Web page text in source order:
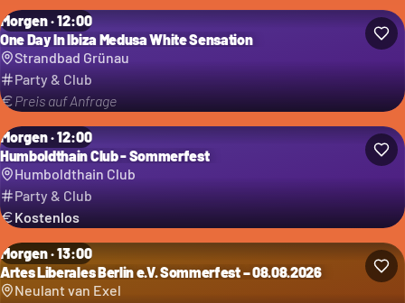
Morgen · 12:00
One Day In Ibiza Medusa White Sensation
Strandbad Grünau
Party & Club
Preis auf Anfrage
Morgen · 12:00
Humboldthain Club - Sommerfest
Humboldthain Club
Party & Club
Kostenlos
Morgen · 13:00
Artes Liberales Berlin e.V. Sommerfest – 08.08.2026
Neulant van Exel
Kategorie: Festival